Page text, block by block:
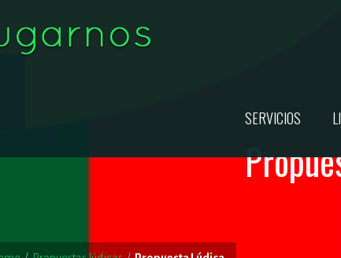
SERVICIOS